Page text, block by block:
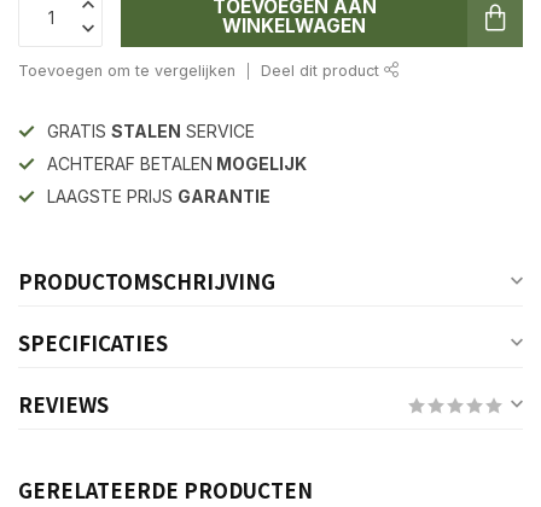
TOEVOEGEN AAN
WINKELWAGEN
Toevoegen om te vergelijken Deel dit product
GRATIS STALEN SERVICE
ACHTERAF BETALEN MOGELIJK
LAAGSTE PRIJS GARANTIE
PRODUCTOMSCHRIJVING
SPECIFICATIES
REVIEWS
GERELATEERDE PRODUCTEN